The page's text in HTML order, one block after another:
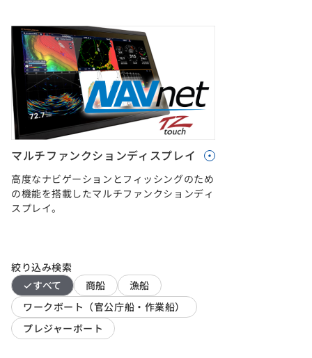
マルチファンクションディスプレイ
高度なナビゲーションとフィッシングのため
の機能を搭載したマルチファンクションディ
スプレイ。
絞り込み検索
すべて
商船
漁船
ワークボート（官公庁船・作業船）
プレジャーボート